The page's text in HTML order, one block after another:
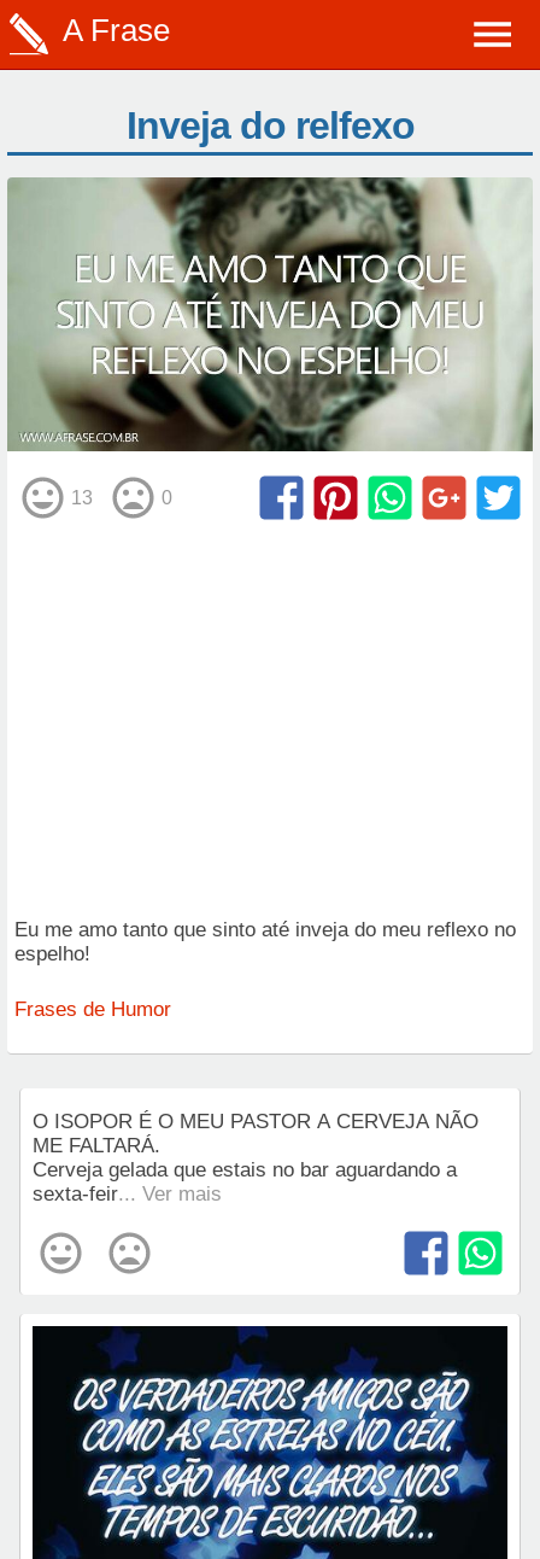
A Frase
Inveja do relfexo
13 0
Eu me amo tanto que sinto até inveja do meu reflexo no
espelho!
Frases de Humor
O ISOPOR É O MEU PASTOR A CERVEJA NÃO
ME FALTARÁ.
Cerveja gelada que estais no bar aguardando a
sexta-feir... Ver mais